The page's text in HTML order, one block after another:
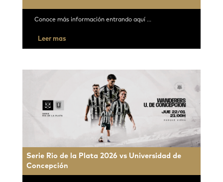
Conoce más información entrando aquí ...
Leer mas
Serie Rio de la Plata 2026 vs Universidad de
Concepción